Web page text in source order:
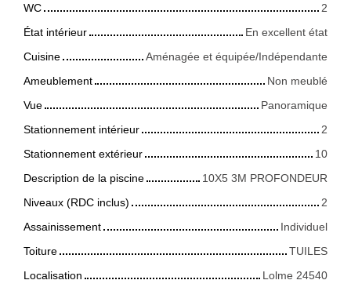
WC
2
État intérieur
En excellent état
Cuisine
Aménagée et équipée/Indépendante
Ameublement
Non meublé
Vue
Panoramique
Stationnement intérieur
2
Stationnement extérieur
10
Description de la piscine
10X5 3M PROFONDEUR
Niveaux (RDC inclus)
2
Assainissement
Individuel
Toiture
TUILES
Localisation
Lolme 24540